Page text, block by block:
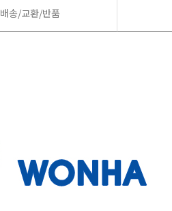
배송/교환/반품